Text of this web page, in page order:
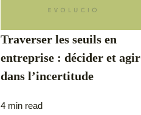
Traverser les seuils en
entreprise : décider et agir
dans l’incertitude
4 min read